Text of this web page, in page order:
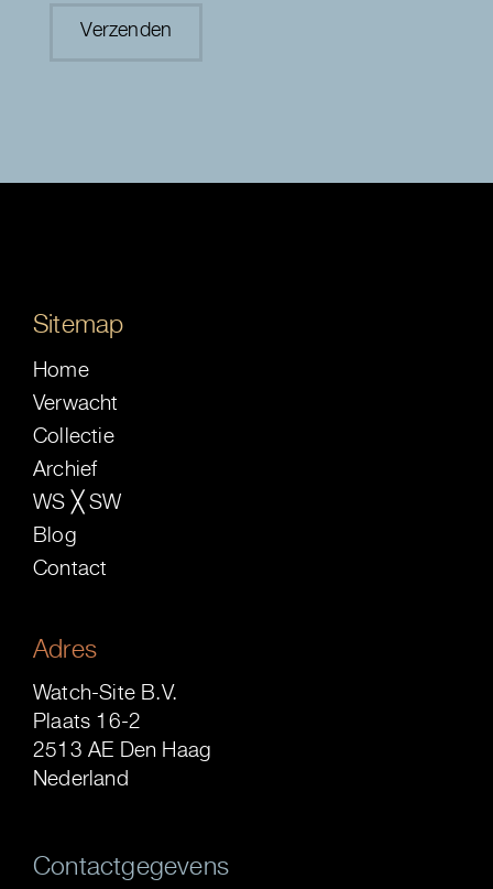
Sitemap
Home
Verwacht
Collectie
Archief
WS ╳ SW
Blog
Contact
Adres
Watch-Site B.V.
Plaats 16-2
2513 AE Den Haag
Nederland
Contactgegevens